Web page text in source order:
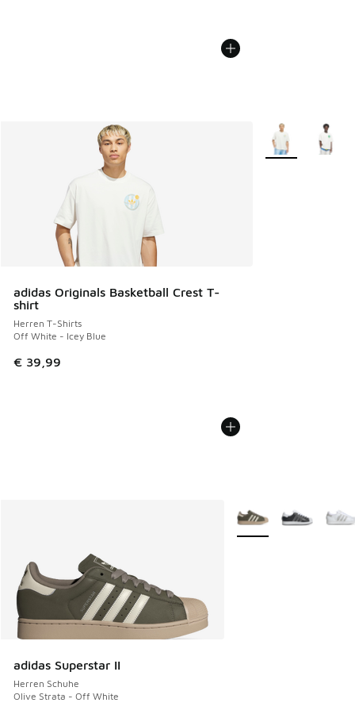
adidas Originals Basketball Crest T-
shirt
Herren T-Shirts
Off White - Icey Blue
€ 39,99
Weitere Farben
adidas Superstar II
Herren Schuhe
Olive Strata - Off White
Weitere Farben